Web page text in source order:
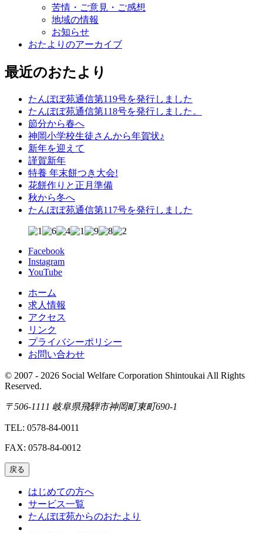
苦情・ご意見・ご感想
地域の情報
お知らせ
おたよりのアーカイブ
最近のおたより
たんぽぽ苑通信第119号を発行しました
たんぽぽ苑通信第118号を発行しました。
節分から春へ
神岡小学校生徒さんから年賀状♪
新年を迎えて
謹賀新年
特養 年末餅つき大会!
花餅作りと正月準備
秋から冬へ
たんぽぽ苑通信第117号を発行しました
Facebook
Instagram
YouTube
ホーム
求人情報
アクセス
リンク
プライバシーポリシー
お問い合わせ
© 2007 - 2026 Social Welfare Corporation Shintoukai All Rights
Reserved.
〒506-1111 岐阜県飛騨市神岡町東町690-1
TEL: 0578-84-0011
FAX: 0578-84-0012
戻る
はじめての方へ
サービス一覧
たんぽぽ苑からのおたより